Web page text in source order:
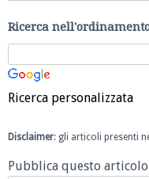
Ricerca
Ricerca personalizzata
Disclaimer: gli articoli presenti
Pubblica questo